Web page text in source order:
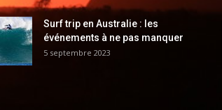
Surf trip en Australie : les
événements à ne pas manquer
5 septembre 2023